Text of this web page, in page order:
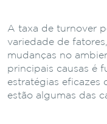
A taxa de turnover
variedade de
mudanças no
principais causas é
estratégias eficazes
estão algumas das